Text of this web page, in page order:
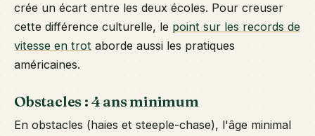
crée un écart entre les deux écoles. Pour creuser
cette différence culturelle, le point sur les records de
vitesse en trot aborde aussi les pratiques
américaines.
Obstacles : 4 ans minimum
En obstacles (haies et steeple-chase), l'âge minimal